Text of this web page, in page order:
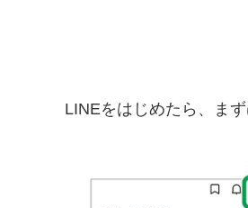
LINEをはじめたら、ま